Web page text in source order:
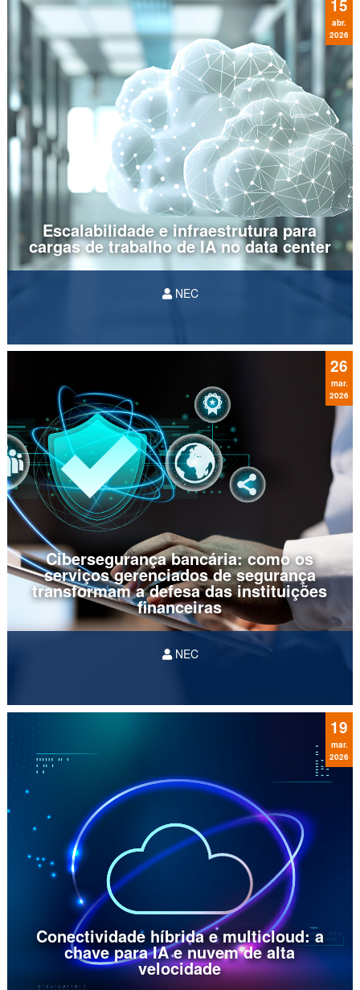
Escalabilidade e infraestrutura para
cargas de trabalho de IA no data center
15
abr.
2026
No atual cenário tecnológico, os
para se tornarem o sistema principal da
nos números do...
NEC
Cibersegurança bancária: como os
serviços gerenciados de segurança
transformam a defesa das instituições
financeiras
26
mar.
2026
No mercado financeiro atual, a confiança é a
digital avançando, bancos e fintechs são
NEC
Conectividade híbrida e multicloud: a
chave para IA e nuvem de alta
velocidade
19
mar.
2026